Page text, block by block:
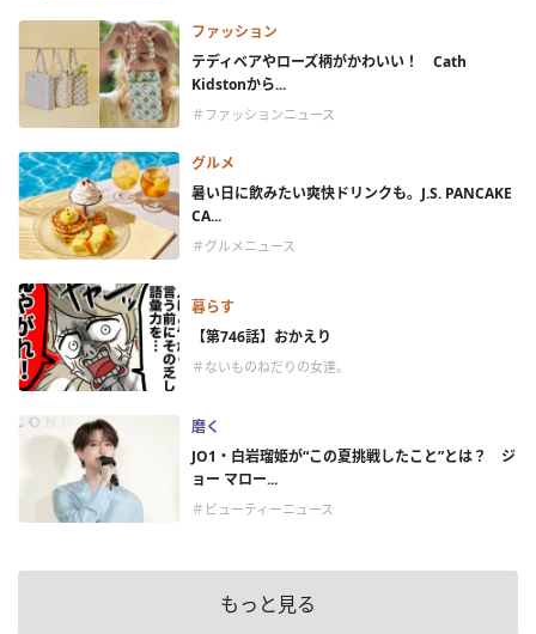
ファッション
テディベアやローズ柄がかわいい！ Cath
Kidstonから...
＃ファッションニュース
グルメ
暑い日に飲みたい爽快ドリンクも。J.S. PANCAKE
CA...
＃グルメニュース
暮らす
【第746話】おかえり
＃ないものねだりの女達。
磨く
JO1・白岩瑠姫が“この夏挑戦したこと”とは？ ジ
ョー マロー...
＃ビューティーニュース
もっと見る